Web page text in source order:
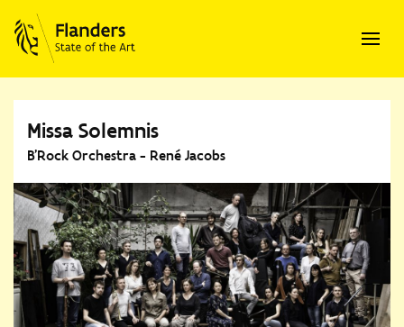
Missa Solemnis
B'Rock Orchestra - René Jacobs